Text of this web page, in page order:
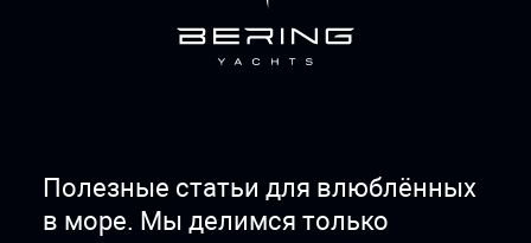
Полезные статьи для влюблённых
в море. Мы делимся только